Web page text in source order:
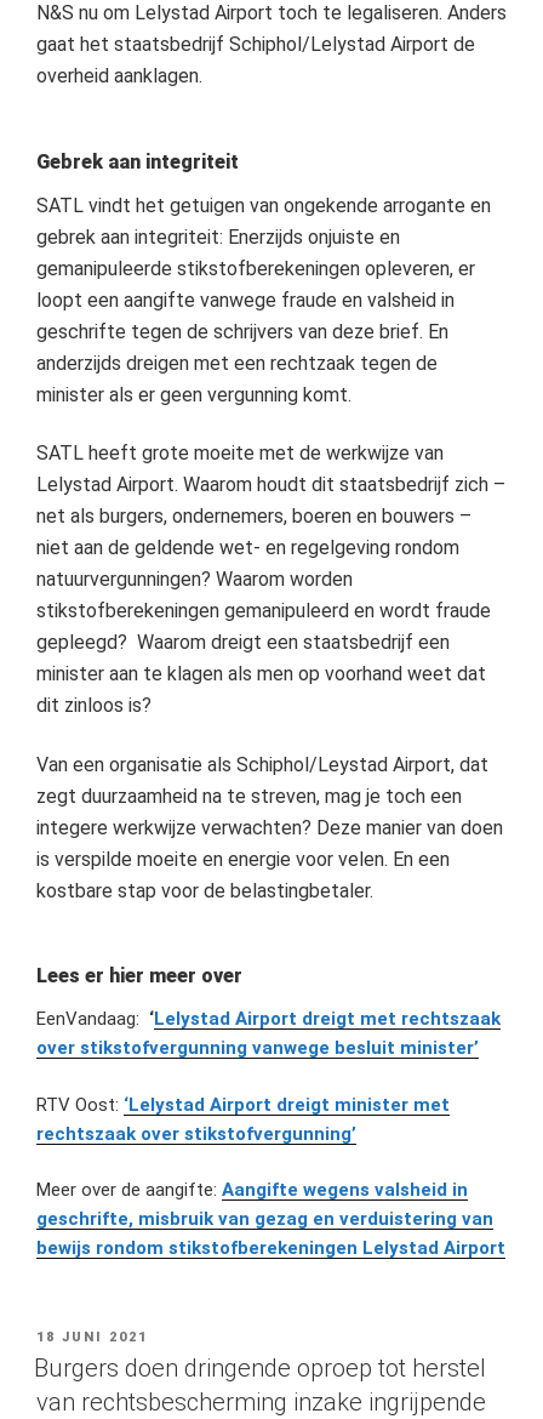
N&S nu om Lelystad Airport toch te legaliseren. Anders
gaat het staatsbedrijf Schiphol/Lelystad Airport de
overheid aanklagen.
Gebrek aan integriteit
SATL vindt het getuigen van ongekende arrogante en
gebrek aan integriteit: Enerzijds onjuiste en
gemanipuleerde stikstofberekeningen opleveren, er
loopt een aangifte vanwege fraude en valsheid in
geschrifte tegen de schrijvers van deze brief. En
anderzijds dreigen met een rechtzaak tegen de
minister als er geen vergunning komt.
SATL heeft grote moeite met de werkwijze van
Lelystad Airport. Waarom houdt dit staatsbedrijf zich –
net als burgers, ondernemers, boeren en bouwers –
niet aan de geldende wet- en regelgeving rondom
natuurvergunningen? Waarom worden
stikstofberekeningen gemanipuleerd en wordt fraude
gepleegd? Waarom dreigt een staatsbedrijf een
minister aan te klagen als men op voorhand weet dat
dit zinloos is?
Van een organisatie als Schiphol/Leystad Airport, dat
zegt duurzaamheid na te streven, mag je toch een
integere werkwijze verwachten? Deze manier van doen
is verspilde moeite en energie voor velen. En een
kostbare stap voor de belastingbetaler.
Lees er hier meer over
EenVandaag: ‘Lelystad Airport dreigt met rechtszaak
over stikstofvergunning vanwege besluit minister’
RTV Oost: ‘Lelystad Airport dreigt minister met
rechtszaak over stikstofvergunning’
Meer over de aangifte: Aangifte wegens valsheid in
geschrifte, misbruik van gezag en verduistering van
bewijs rondom stikstofberekeningen Lelystad Airport
GEPLAATST
OP
18 JUNI 2021
Burgers doen dringende oproep tot herstel
van rechtsbescherming inzake ingrijpende